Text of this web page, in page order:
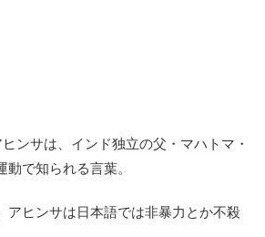
ンサは、インド独立の父・マハトマ・
で知られる言葉。
アヒンサは日本語では非暴力とか不殺